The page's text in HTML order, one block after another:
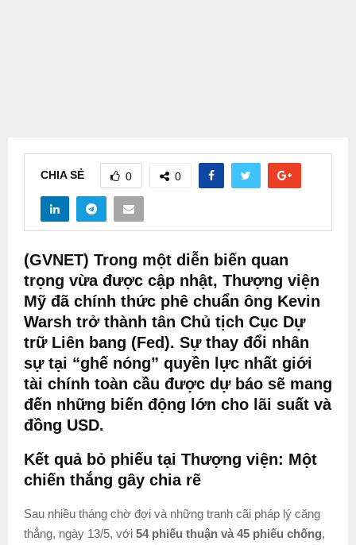
CHIA SẺ 0 0
(GVNET) Trong một diễn biến quan
trọng vừa được cập nhật, Thượng viện
Mỹ đã chính thức phê chuẩn ông Kevin
Warsh trở thành tân Chủ tịch Cục Dự
trữ Liên bang (Fed). Sự thay đổi nhân
sự tại “ghế nóng” quyền lực nhất giới
tài chính toàn cầu được dự báo sẽ mang
đến những biến động lớn cho lãi suất và
đồng USD.
Kết quả bỏ phiếu tại Thượng viện: Một
chiến thắng gây chia rẽ
Sau nhiều tháng chờ đợi và những tranh cãi pháp lý căng
thẳng, ngày 13/5, với 54 phiếu thuận và 45 phiếu chống,